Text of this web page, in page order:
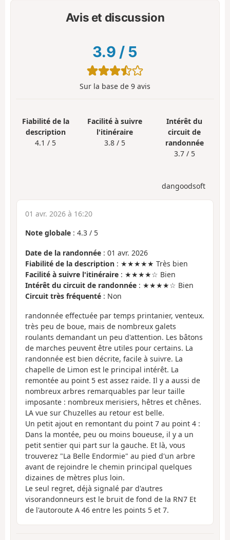
Avis et discussion
3.9 / 5
Sur la base de 9 avis
Fiabilité de la
description
4.1 / 5
Facilité à suivre
l'itinéraire
3.8 / 5
Intérêt du
circuit de
randonnée
3.7 / 5
dangoodsoft
01 avr. 2026 à 16:20
Note globale : 4.3 / 5
Date de la randonnée : 01 avr. 2026
Fiabilité de la description : ★★★★★ Très bien
Facilité à suivre l'itinéraire : ★★★★☆ Bien
Intérêt du circuit de randonnée : ★★★★☆ Bien
Circuit très fréquenté : Non
randonnée effectuée par temps printanier, venteux.
très peu de boue, mais de nombreux galets
roulants demandant un peu d'attention. Les bâtons
de marches peuvent être utiles pour certains. La
randonnée est bien décrite, facile à suivre. La
chapelle de Limon est le principal intérêt. La
remontée au point 5 est assez raide. Il y a aussi de
nombreux arbres remarquables par leur taille
imposante : nombreux merisiers, hêtres et chênes.
LA vue sur Chuzelles au retour est belle.
Un petit ajout en remontant du point 7 au point 4 :
Dans la montée, peu ou moins boueuse, il y a un
petit sentier qui part sur la gauche. Et là, vous
trouverez "La Belle Endormie" au pied d'un arbre
avant de rejoindre le chemin principal quelques
dizaines de mètres plus loin.
Le seul regret, déjà signalé par d'autres
visorandonneurs est le bruit de fond de la RN7 Et
de l'autoroute A 46 entre les points 5 et 7.